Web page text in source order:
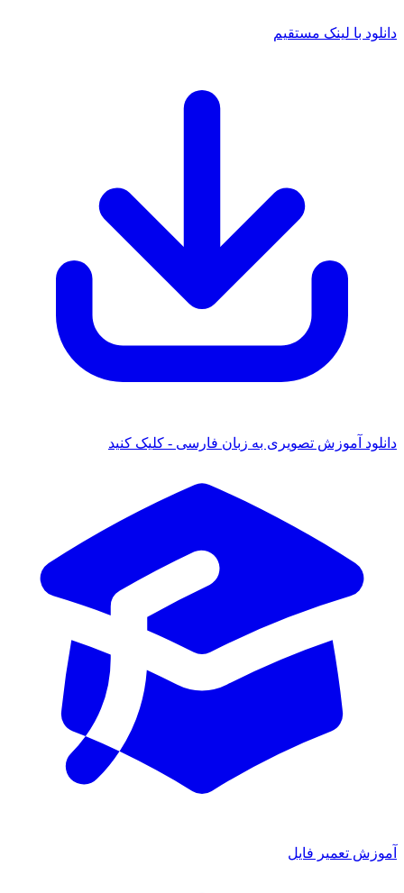
دانلود با لینک مستقیم
دانلود آموزش تصویری به زبان فارسی - کلیک کنید
آموزش تعمیر فایل